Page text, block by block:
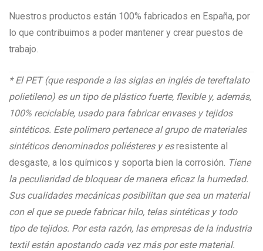
Nuestros productos están 100% fabricados en España, por
lo que contribuimos a poder mantener y crear puestos de
trabajo.
* El PET (que responde a las siglas en inglés de tereftalato
polietileno) es un tipo de plástico fuerte, flexible y, además,
100% reciclable, usado para fabricar envases y tejidos
sintéticos. Este polímero pertenece al grupo de materiales
sintéticos denominados poliésteres y esresistente al
desgaste, a los químicos y soporta bien la corrosión. Tiene
la peculiaridad de bloquear de manera eficaz la humedad.
Sus cualidades mecánicas posibilitan que sea un material
con el que se puede fabricar hilo, telas sintéticas y todo
tipo de tejidos. Por esta razón, las empresas de la industria
textil estánapostando cada vez más por este material.